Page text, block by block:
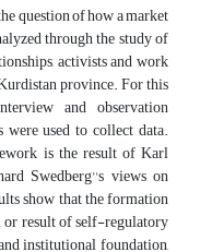
question of how a market
through the study of
activists and work
province. For this
and observation
were used to collect data.
is the result of Karl
Swedberg''s views on
show that the formation
or result of self-regulatory
institutional foundation,